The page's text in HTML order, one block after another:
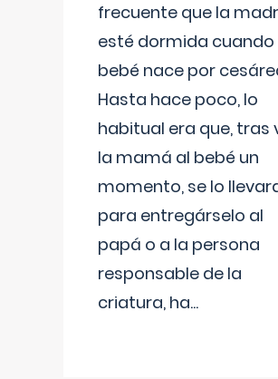
frecuente que la
esté dormida cuando
bebé nace por
Hasta hace poco, lo
habitual era que, tras
la mamá al bebé un
momento, se lo
para entregárselo al
papá o a la persona
responsable de la
criatura, ha...